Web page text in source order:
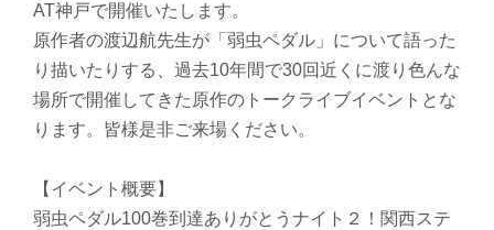
AT神戸で開催いたします。
原作者の渡辺航先生が「弱虫ペダル」について語った
り描いたりする、過去10年間で30回近くに渡り色んな
場所で開催してきた原作のトークライブイベントとな
ります。皆様是非ご来場ください。
【イベント概要】
弱虫ペダル100巻到達ありがとうナイト２！関西ステ